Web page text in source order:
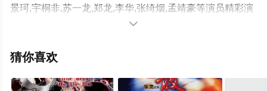
景珂,宇桐非,苏一龙,郑龙,李华,张绮烟,孟靖豪等演员精彩演
绎的中国大陆电影，手机免费观看高清未删减完整版电影
电视猫或剧情网等平台了解。

猜你喜欢